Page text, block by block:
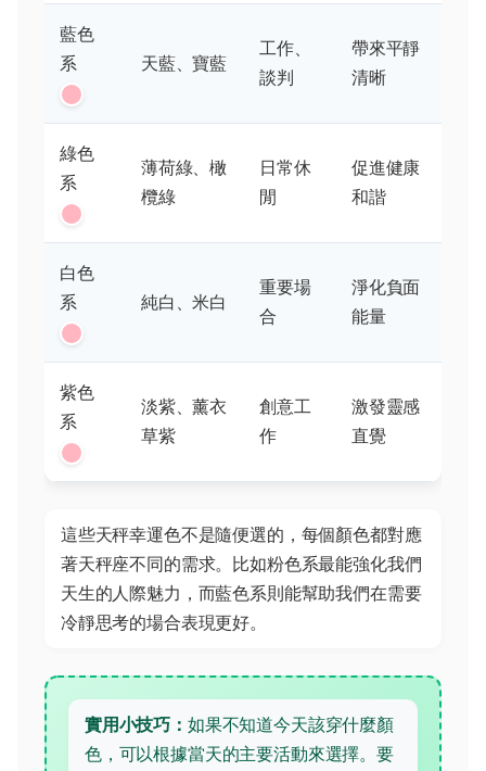
藍色
系
天藍、寶藍
工作、
談判
帶來平靜
清晰
綠色
系
薄荷綠、橄
欖綠
日常休
閒
促進健康
和諧
白色
系
純白、米白
重要場
合
淨化負面
能量
紫色
系
淡紫、薰衣
草紫
創意工
作
激發靈感
直覺
這些天秤幸運色不是隨便選的，每個顏色都對應
著天秤座不同的需求。比如粉色系最能強化我們
天生的人際魅力，而藍色系則能幫助我們在需要
冷靜思考的場合表現更好。
實用小技巧： 如果不知道今天該穿什麼顏
色，可以根據當天的主要活動來選擇。要